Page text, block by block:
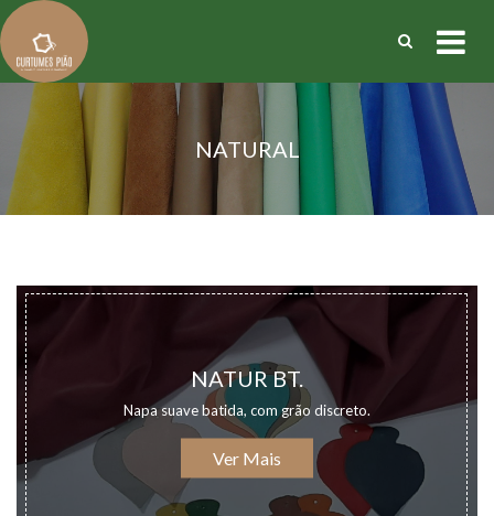
NATURAL
NATUR BT.
Napa suave batida, com grão discreto.
Ver Mais